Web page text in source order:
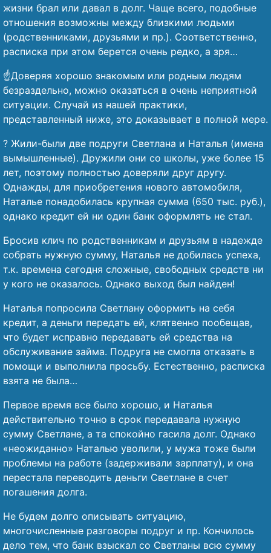
жизни брал или давал в долг. Чаще всего, подобные
отношения возможны между близкими людьми
(родственниками, друзьями и пр.). Соответственно,
расписка при этом берется очень редко, а зря…
☝️Доверяя хорошо знакомым или родным людям
безраздельно, можно оказаться в очень неприятной
ситуации. Случай из нашей практики,
представленный ниже, это доказывает в полной мере.
? Жили-были две подруги Светлана и Наталья (имена
вымышленные). Дружили они со школы, уже более 15
лет, поэтому полностью доверяли друг другу.
Однажды, для приобретения нового автомобиля,
Наталье понадобилась крупная сумма (650 тыс. руб.),
однако кредит ей ни один банк оформлять не стал.
Бросив клич по родственникам и друзьям в надежде
собрать нужную сумму, Наталья не добилась успеха,
т.к. времена сегодня сложные, свободных средств ни
у кого не оказалось. Однако выход был найден!
Наталья попросила Светлану оформить на себя
кредит, а деньги передать ей, клятвенно пообещав,
что будет исправно передавать ей средства на
обслуживание займа. Подруга не смогла отказать в
помощи и выполнила просьбу. Естественно, расписка
взята не была…
Первое время все было хорошо, и Наталья
действительно точно в срок передавала нужную
сумму Светлане, а та спокойно гасила долг. Однако
«неожиданно» Наталью уволили, у мужа тоже были
проблемы на работе (задерживали зарплату), и она
перестала переводить деньги Светлане в счет
погашения долга.
Не будем долго описывать ситуацию,
многочисленные разговоры подруг и пр. Кончилось
дело тем, что банк взыскал со Светланы всю сумму